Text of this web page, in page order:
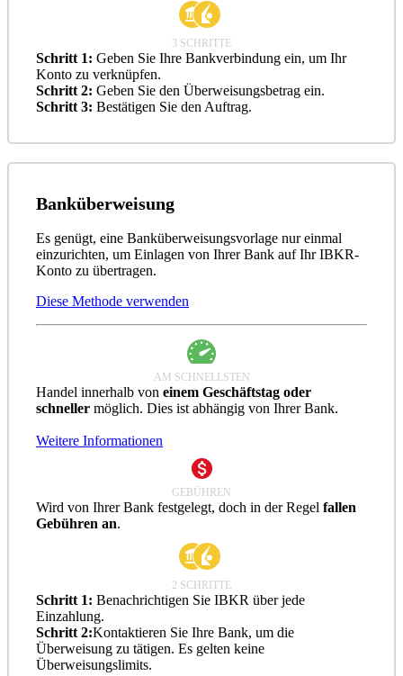
3 SCHRITTE
Schritt 1: Geben Sie Ihre Bankverbindung ein, um Ihr
Konto zu verknüpfen.
Schritt 2: Geben Sie den Überweisungsbetrag ein.
Schritt 3: Bestätigen Sie den Auftrag.
Banküberweisung
Es genügt, eine Banküberweisungsvorlage nur einmal
einzurichten, um Einlagen von Ihrer Bank auf Ihr IBKR-
Konto zu übertragen.
Diese Methode verwenden
AM SCHNELLSTEN
Handel innerhalb von einem Geschäftstag oder
schneller möglich. Dies ist abhängig von Ihrer Bank.
Weitere Informationen
GEBÜHREN
Wird von Ihrer Bank festgelegt, doch in der Regel fallen
Gebühren an.
2 SCHRITTE
Schritt 1: Benachrichtigen Sie IBKR über jede
Einzahlung.
Schritt 2:Kontaktieren Sie Ihre Bank, um die
Überweisung zu tätigen. Es gelten keine
Überweisungslimits.